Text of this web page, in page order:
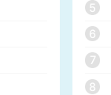
5
6
7
8